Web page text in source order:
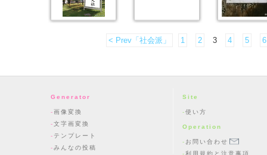
< Prev「社会派」 1 2 3 4 5 6
Generator
画像変換
文字画変換
テンプレート
みんなの投稿
Site
使い方
Operation
お問い合わせ
利用規約と注意事項